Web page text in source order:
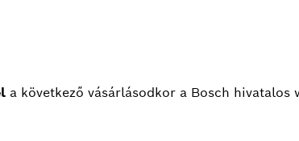
a következő vásárlásodkor a Bosch hivatalos